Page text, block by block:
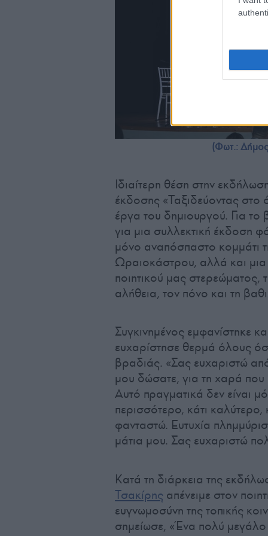
(Φωτ.:
Ιδιαίτερη θέση στην
έκδοσης «Ταξιδεύοντας στο
έργα του δημιουργού. Για το
για μια συλλεκτική έκδοση
μόνο αναπόσπαστο κομμάτι
Ωραιοκάστρου, αλλά και μια
ποιητικού μας στερεώματος,
αλήθεια, τον πόνο και τη
Συγκινημένος εμφανίστηκε
ευχαρίστησε θερμά όλους
βραδιάς. «Σας ευχαριστώ
μου δώσατε, για τη χαρά που
Αυτό πραγματικά δεν είναι
περισσότερο, κάτι
φανταστώ. Ευτυχία
μάτια μου. Σας ευχαριστώ
Κατά τη διάρκεια της
Τσακίρης απένειμε στον
ευγνωμοσύνη της τοπικής
σημείωσε, «Ένα πολύ